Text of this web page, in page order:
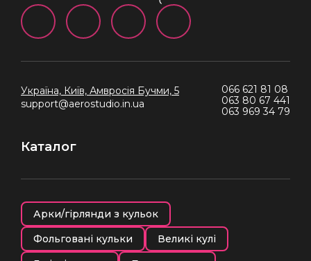
Україна, Київ, Амвросія Бучми, 5
support@aerostudio.in.ua
066 621 81 08
063 80 67 441
063 969 34 79
Каталог
Арки/гірлянди з кульок
Фольговані кульки
Великі кулі